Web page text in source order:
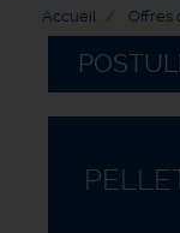
Accueil Offres